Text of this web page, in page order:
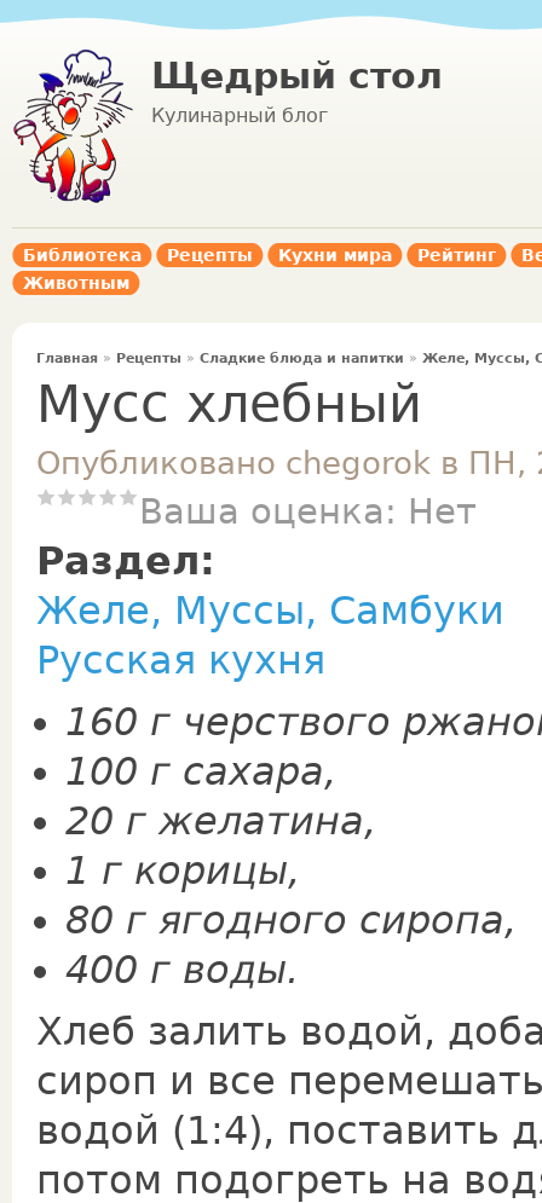
Щедрый стол
Кулинарный блог
Библиотека Рецепты Кухни мира Рейтинг
Животным
Главная » Рецепты » Сладкие блюда и напитки » Желе, Муссы,
Мусс хлебный
Опубликовано chegorok в
Ваша оценка: Нет
Раздел:
Желе, Муссы, Самбуки
Русская кухня
160 г черствого
100 г сахара,
20 г желатина,
1 г корицы,
80 г ягодного сиропа,
400 г воды.
Хлеб залить водой,
сироп и все
водой (1:4), поставить
потом подогреть на